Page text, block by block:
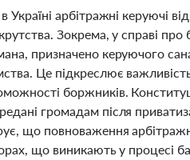
Україні арбітражні керуючі
Зокрема, у справі
призначено керуючого
Це підкреслює
боржників.
громадам після
що повноваження
що виникають у процесі